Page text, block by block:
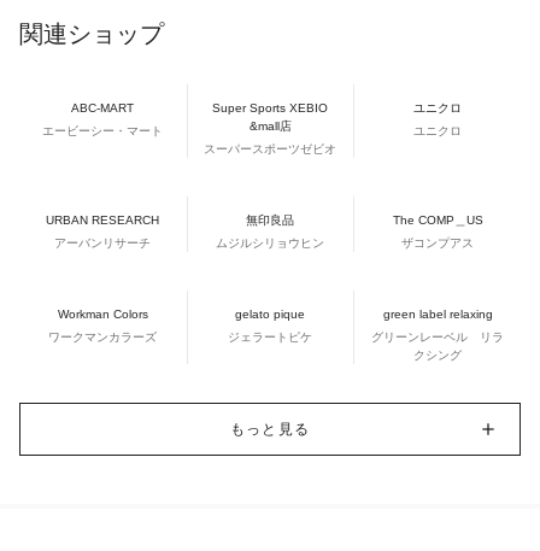
関連ショップ
ABC-MART
エービーシー・マート
Super Sports XEBIO
&mall店
スーパースポーツゼビオ
ユニクロ
ユニクロ
URBAN RESEARCH
アーバンリサーチ
無印良品
ムジルシリョウヒン
The COMP＿US
ザコンプアス
Workman Colors
ワークマンカラーズ
gelato pique
ジェラートピケ
green label relaxing
グリーンレーベル リラ
クシング
もっと見る